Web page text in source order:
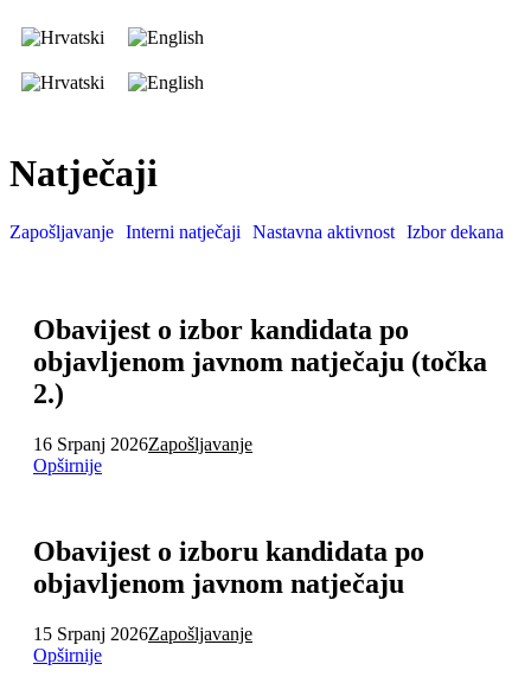
Natječaji
Zapošljavanje Interni natječaji Nastavna aktivnost Izbor dekana
Obavijest o izbor kandidata po
objavljenom javnom natječaju (točka
2.)
16 Srpanj 2026Zapošljavanje
Opširnije
Obavijest o izboru kandidata po
objavljenom javnom natječaju
15 Srpanj 2026Zapošljavanje
Opširnije